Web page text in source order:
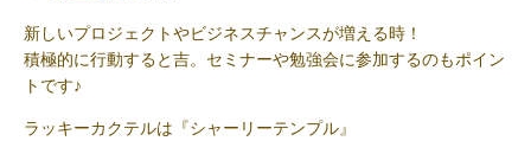
新しいプロジェクトやビジネスチャンスが増える時！
積極的に行動すると吉。セミナーや勉強会に参加するのもポイン
トです♪
ラッキーカクテルは『シャーリーテンプル』